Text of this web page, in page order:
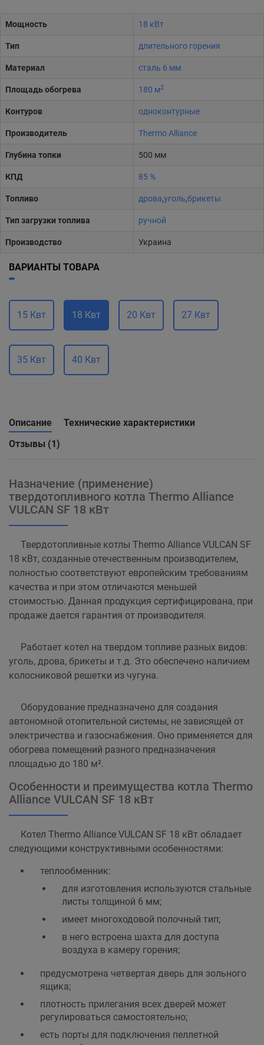
Мощность 18 кВт
Тип длительного горения
Материал сталь 6 мм
Площадь обогрева 180 м2
Контуров одноконтурные
Производитель Thermo Alliance
Глубина топки 500 мм
КПД 85 %
Топливо дрова,уголь,брикеты
Тип загрузки топлива ручной
Производство Украина
ВАРИАНТЫ ТОВАРА
15 Квт 18 Квт 20 Квт 27 Квт
35 Квт 40 Квт
Описание
Технические характеристики
Отзывы (1)
Назначение (применение)
твердотопливного котла Thermo Alliance
VULCAN SF 18 кВт
Твердотопливные котлы Thermo Alliance VULCAN SF
18 кВт, созданные отечественным производителем,
полностью соответствуют европейским требованиям
качества и при этом отличаются меньшей
стоимостью. Данная продукция сертифицирована, при
продаже дается гарантия от производителя.
Работает котел на твердом топливе разных видов:
уголь, дрова, брикеты и т.д. Это обеспечено наличием
колосниковой решетки из чугуна.
Оборудование предназначено для создания
автономной отопительной системы, не зависящей от
электричества и газоснабжения. Оно применяется для
обогрева помещений разного предназначения
площадью до 180 м².
Особенности и преимущества котла Thermo
Alliance VULCAN SF 18 кВт
Котел Thermo Alliance VULCAN SF 18 кВт обладает
следующими конструктивными особенностями:
теплообменник:
для изготовления используются стальные
листы толщиной 6 мм;
имеет многоходовой полочный тип;
в него встроена шахта для доступа
воздуха в камеру горения;
предусмотрена четвертая дверь для зольного
ящика;
плотность прилегания всех дверей может
регулироваться самостоятельно;
есть порты для подключения пеллетной